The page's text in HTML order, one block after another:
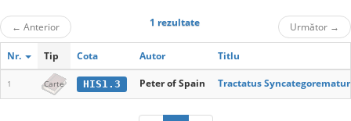
← Anterior 1 rezultate Următor →
Nr. Tip Cota Autor Titlu
1 Carte HIS1.3 Peter of Spain Tractatus